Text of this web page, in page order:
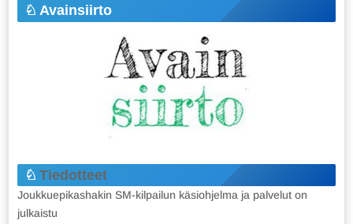
Avainsiirto
Tiedotteet
Joukkuepikashakin SM-kilpailun käsiohjelma ja palvelut on
julkaistu